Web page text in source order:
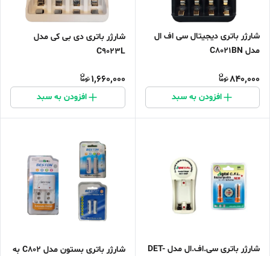
شارژر باتری دیجیتال سی اف ال
مدل C8021BN
840,000
افزودن به سبد
شارژر باتری دی بی کی مدل
C9023L
1,660,000
افزودن به سبد
شارژر باتری سی.اف.ال مدل DET-
شارژر باتری بستون مدل C802 به